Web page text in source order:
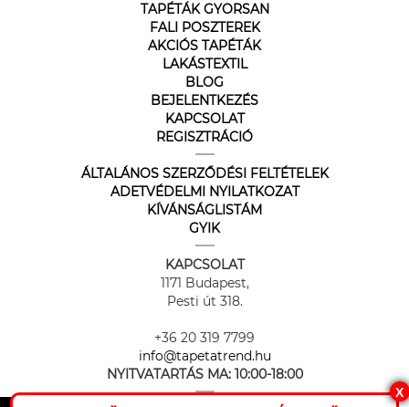
TAPÉTÁK GYORSAN
FALI POSZTEREK
AKCIÓS TAPÉTÁK
LAKÁSTEXTIL
BLOG
BEJELENTKEZÉS
KAPCSOLAT
REGISZTRÁCIÓ
ÁLTALÁNOS SZERZŐDÉSI FELTÉTELEK
ADETVÉDELMI NYILATKOZAT
KÍVÁNSÁGLISTÁM
GYIK
KAPCSOLAT
1171 Budapest,
Pesti út 318.
+36 20 319 7799
info@tapetatrend.hu
NYITVATARTÁS MA: 10:00-18:00
X